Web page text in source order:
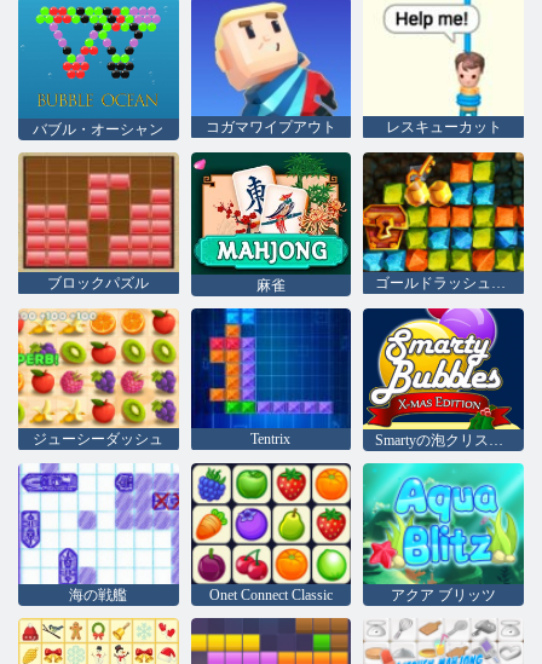
バブル・オーシャン コガマワイプアウト レスキューカット
ブロックパズル 麻雀 ゴールドラッシュの宝探し
ジューシーダッシュ Tentrix Smartyの泡クリスマス版
海の戦艦 Onet Connect Classic アクア ブリッツ